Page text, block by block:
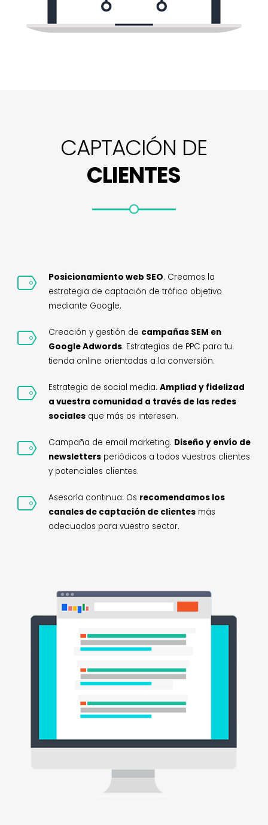
CAPTACIÓN DE
CLIENTES
Posicionamiento web SEO. Creamos la
estrategia de captación de tráfico objetivo
mediante Google.
Creación y gestión de campañas SEM en
Google Adwords. Estrategías de PPC para tu
tienda online orientadas a la conversión.
Estrategia de social media. Ampliad y fidelizad
a vuestra comunidad a través de las redes
socialesque más os interesen.
Campaña de email marketing. Diseño y envío de
newslettersperiódicos a todos vuestros clientes
y potenciales clientes.
Asesoría continua. Os recomendamos los
canales de captación de clientesmás
adecuados para vuestro sector.